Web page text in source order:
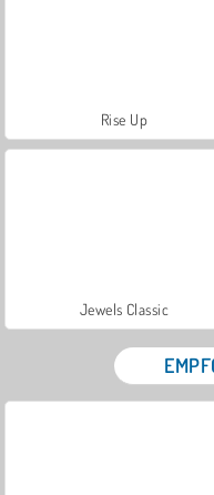
Rise Up
Jewels Classic